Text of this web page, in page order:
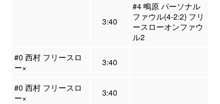
3:40
#4 鴫原 パーソナル
ファウル(4-2:2) フリ
ースローオンファウ
ル2
#0 西村 フリースロ
ー×
3:40
#0 西村 フリースロ
ー×
3:40